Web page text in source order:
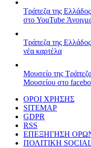
Τράπεζα της Ελλάδος
στο YouTube
Τράπεζα της Ελλάδος
νέα καρτέλα
Μουσείο της
Μουσείου στο
ΟΡΟΙ ΧΡΗΣΗΣ
SITEMAP
GDPR
RSS
ΕΠΕΞΗΓΗΣΗ
ΠΟΛΙΤΙΚΗ